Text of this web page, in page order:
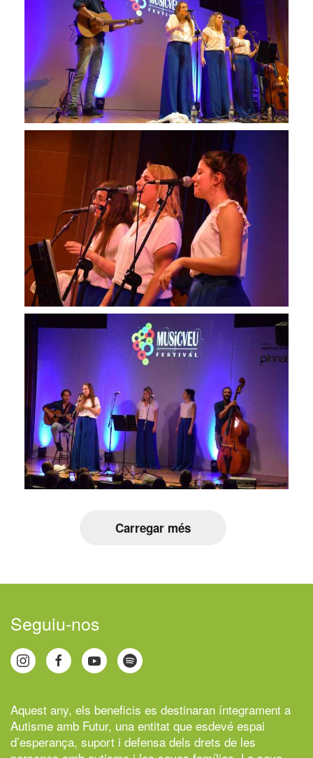
Carregar més
Seguiu-nos
Aquest any, els beneficis es destinaran íntegrament a
Autisme amb Futur, una entitat que esdevé espai
d’esperança, suport i defensa dels drets de les